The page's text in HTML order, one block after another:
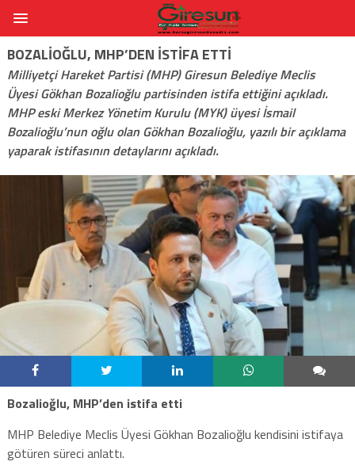
BOZALIOĞLU, MHP’DEN ISTIFA ETTI
Milliyetçi Hareket Partisi (MHP) Giresun Belediye Meclis
Üyesi Gökhan Bozalioğlu partisinden istifa ettiğini açıkladı.
MHP eski Merkez Yönetim Kurulu (MYK) üyesi İsmail
Bozalioğlu’nun oğlu olan Gökhan Bozalioğlu, yazılı bir açıklama
yaparak istifasının detaylarını açıkladı.
Bozalioğlu, MHP’den istifa etti
MHP Belediye Meclis Üyesi Gökhan Bozalioğlu kendisini istifaya
götüren süreci anlattı.